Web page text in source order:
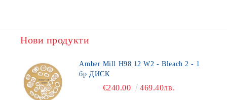
Нови продукти
Amber Mill H98 12 W2 - Bleach 2 - 1
бр ДИСК
€240.00 469.40лв.